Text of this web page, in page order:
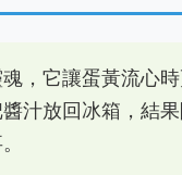
，它讓蛋黃流心
汁放回冰箱，結